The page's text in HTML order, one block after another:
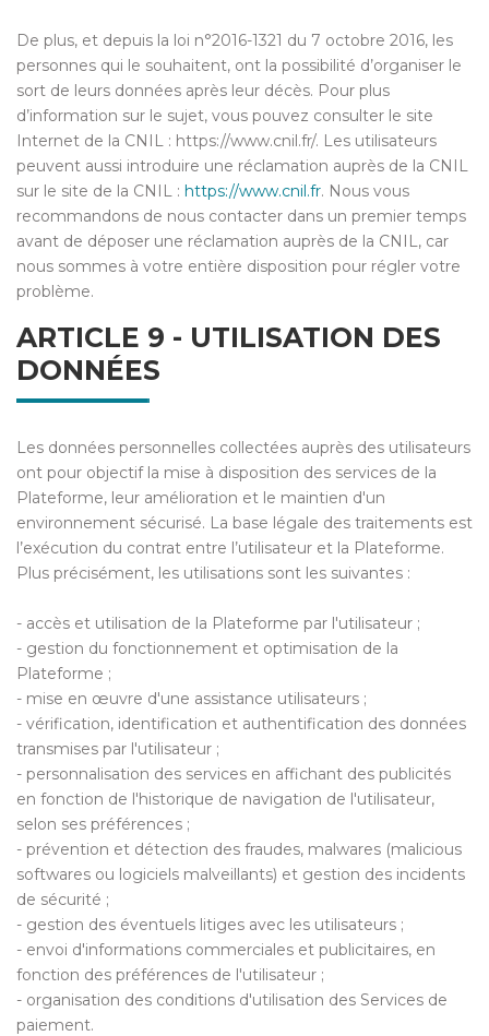
De plus, et depuis la loi n°2016-1321 du 7 octobre 2016, les
personnes qui le souhaitent, ont la possibilité d’organiser le
sort de leurs données après leur décès. Pour plus
d’information sur le sujet, vous pouvez consulter le site
Internet de la CNIL : https://www.cnil.fr/. Les utilisateurs
peuvent aussi introduire une réclamation auprès de la CNIL
sur le site de la CNIL : https://www.cnil.fr. Nous vous
recommandons de nous contacter dans un premier temps
avant de déposer une réclamation auprès de la CNIL, car
nous sommes à votre entière disposition pour régler votre
problème.
ARTICLE 9 - UTILISATION DES
DONNÉES
Les données personnelles collectées auprès des utilisateurs
ont pour objectif la mise à disposition des services de la
Plateforme, leur amélioration et le maintien d'un
environnement sécurisé. La base légale des traitements est
l’exécution du contrat entre l’utilisateur et la Plateforme.
Plus précisément, les utilisations sont les suivantes :
- accès et utilisation de la Plateforme par l'utilisateur ;
- gestion du fonctionnement et optimisation de la
Plateforme ;
- mise en œuvre d'une assistance utilisateurs ;
- vérification, identification et authentification des données
transmises par l'utilisateur ;
- personnalisation des services en affichant des publicités
en fonction de l'historique de navigation de l'utilisateur,
selon ses préférences ;
- prévention et détection des fraudes, malwares (malicious
softwares ou logiciels malveillants) et gestion des incidents
de sécurité ;
- gestion des éventuels litiges avec les utilisateurs ;
- envoi d'informations commerciales et publicitaires, en
fonction des préférences de l'utilisateur ;
- organisation des conditions d'utilisation des Services de
paiement.